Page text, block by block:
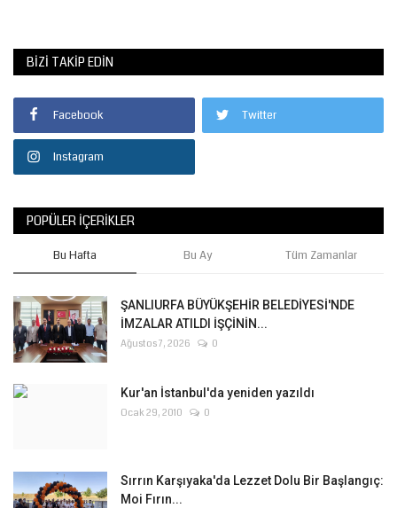
BIZI TAKIP EDIN
Facebook Twitter
Instagram
POPÜLER İÇERIKLER
Bu Hafta Bu Ay Tüm Zamanlar
ŞANLIURFA BÜYÜKŞEHİR BELEDİYESİ'NDE
İMZALAR ATILDI İŞÇİNİN...
Ağustos 7, 2026 0
Kur'an İstanbul'da yeniden yazıldı
Ocak 29, 2010 0
Sırrın Karşıyaka'da Lezzet Dolu Bir Başlangıç:
Moi Fırın...